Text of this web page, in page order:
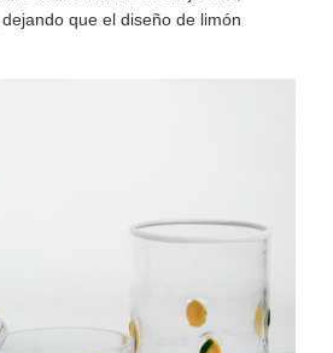
que el diseño de limón